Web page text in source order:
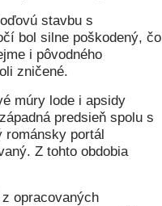
stavbu s
bol silne poškodený, čo
i pôvodného
zničené.
múry lode i apsidy
predsieň spolu s
románsky portál
Z tohto obdobia
opracovaných